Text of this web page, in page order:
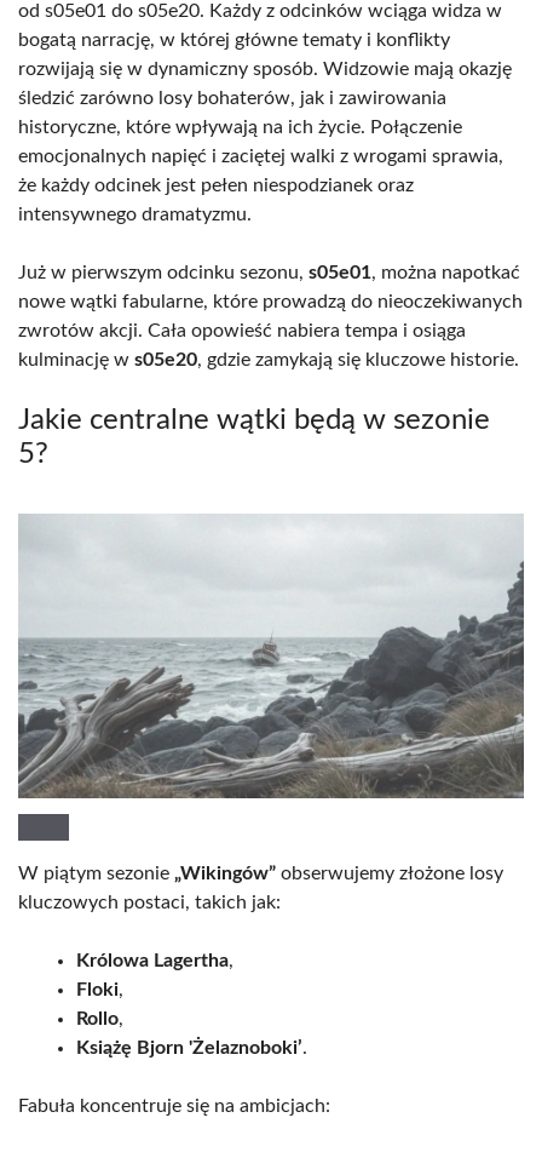
od s05e01 do s05e20. Każdy z odcinków wciąga widza w
bogatą narrację, w której główne tematy i konflikty
rozwijają się w dynamiczny sposób. Widzowie mają okazję
śledzić zarówno losy bohaterów, jak i zawirowania
historyczne, które wpływają na ich życie. Połączenie
emocjonalnych napięć i zaciętej walki z wrogami sprawia,
że każdy odcinek jest pełen niespodzianek oraz
intensywnego dramatyzmu.
Już w pierwszym odcinku sezonu, s05e01, można napotkać
nowe wątki fabularne, które prowadzą do nieoczekiwanych
zwrotów akcji. Cała opowieść nabiera tempa i osiąga
kulminację w s05e20, gdzie zamykają się kluczowe historie.
Jakie centralne wątki będą w sezonie
5?
W piątym sezonie „Wikingów” obserwujemy złożone losy
kluczowych postaci, takich jak:
Królowa Lagertha,
Floki,
Rollo,
Książę Bjorn 'Żelaznoboki’.
Fabuła koncentruje się na ambicjach: